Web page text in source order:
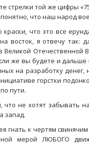
стрелки той же цифры
что наш народ
что это все
восток, я отвечу так:
Отечественной
же вы будете и
на разработку денег,
горстки
пути.
не хотят забывать
запад.
гнать к чертям
мерой ЛЮБОГО